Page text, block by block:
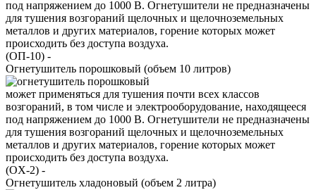
под напряжением до 1000 В. Огнетушители не предназначены
для тушения возгораний щелочных и щелочноземельных
металлов и других материалов, горение которых может
происходить без доступа воздуха.
(ОП-10) -
Огнетушитель порошковый (объем 10 литров)
может применяться для тушения почти всех классов
возгораний, в том числе и электрооборудование, находящееся
под напряжением до 1000 В. Огнетушители не предназначены
для тушения возгораний щелочных и щелочноземельных
металлов и других материалов, горение которых может
происходить без доступа воздуха.
(ОX-2) -
Огнетушитель хладоновый (объем 2 литра)